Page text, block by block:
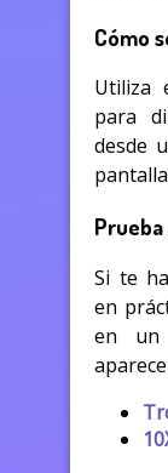
Cómo
Utiliza
para
desde
Si te
en
en un